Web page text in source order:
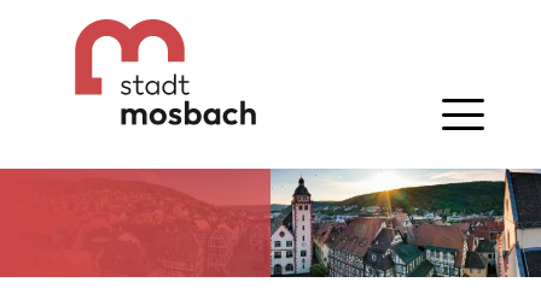
Gehe zum Navigationsbereich
Gehe zum Inhalt